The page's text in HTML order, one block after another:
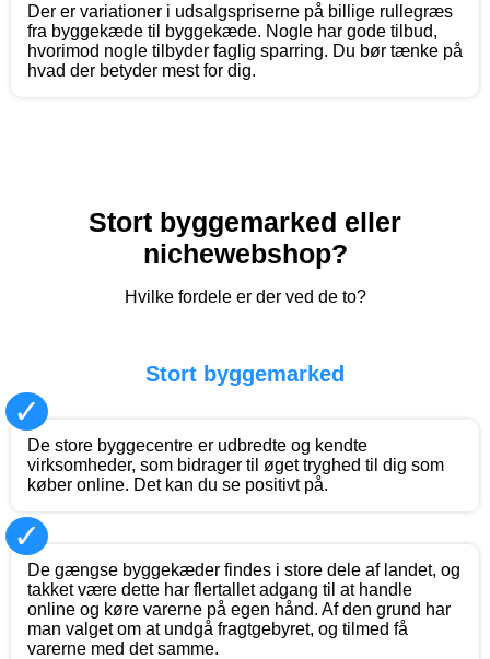
Der er variationer i udsalgspriserne på billige rullegræs
fra byggekæde til byggekæde. Nogle har gode tilbud,
hvorimod nogle tilbyder faglig sparring. Du bør tænke på
hvad der betyder mest for dig.
Stort byggemarked eller
nichewebshop?
Hvilke fordele er der ved de to?
Stort byggemarked
✓
De store byggecentre er udbredte og kendte
virksomheder, som bidrager til øget tryghed til dig som
køber online. Det kan du se positivt på.
✓
De gængse byggekæder findes i store dele af landet, og
takket være dette har flertallet adgang til at handle
online og køre varerne på egen hånd. Af den grund har
man valget om at undgå fragtgebyret, og tilmed få
varerne med det samme.